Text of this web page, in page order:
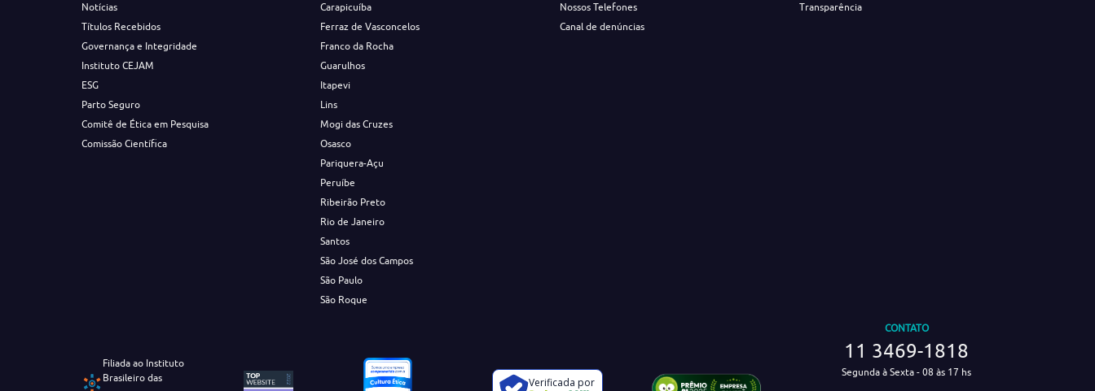
Notícias
Títulos Recebidos
Governança e Integridade
Instituto CEJAM
ESG
Parto Seguro
Comitê de Ética em Pesquisa
Comissão Científica
Carapicuíba
Ferraz de Vasconcelos
Franco da Rocha
Guarulhos
Itapevi
Lins
Mogi das Cruzes
Osasco
Pariquera-Açu
Peruíbe
Ribeirão Preto
Rio de Janeiro
Santos
São José dos Campos
São Paulo
São Roque
Nossos Telefones
Canal de denúncias
Transparência
Filiada ao Instituto
Brasileiro das
Verificada por
CONTATO
11 3469-1818
Segunda à Sexta - 08 às 17 hs